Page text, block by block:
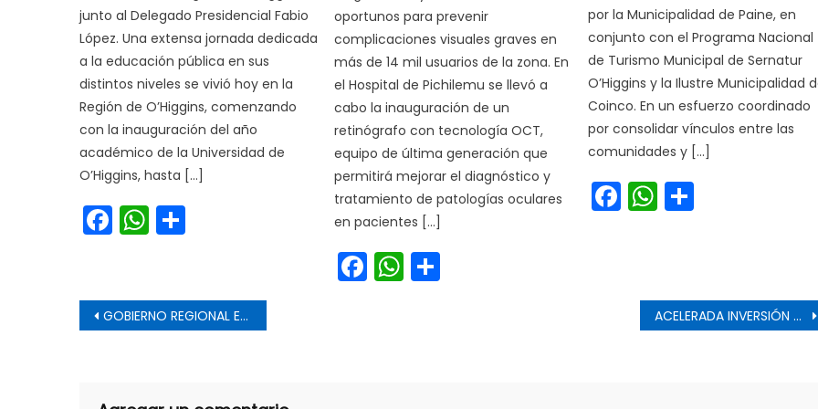
junto al Delegado Presidencial Fabio
López. Una extensa jornada dedicada
a la educación pública en sus
distintos niveles se vivió hoy en la
Región de O’Higgins, comenzando
con la inauguración del año
académico de la Universidad de
O’Higgins, hasta […]
Facebook
WhatsApp
oportunos para prevenir
complicaciones visuales graves en
más de 14 mil usuarios de la zona. En
el Hospital de Pichilemu se llevó a
cabo la inauguración de un
retinógrafo con tecnología OCT,
equipo de última generación que
permitirá mejorar el diagnóstico y
tratamiento de patologías oculares
en pacientes […]
Facebook
WhatsApp
Share
por la Municipalidad de Paine, en
conjunto con el Programa Nacional
de Turismo Municipal de Sernatur
O’Higgins y la Ilustre Municipalidad
Coinco. En un esfuerzo coordinado
por consolidar vínculos entre las
comunidades y […]
Facebook
WhatsApp
Navegación de entradas
GOBIERNO REGIONAL ENTREGÓ CAMIONETAS PARA RETIRO Y LONGAVÍ Y UN CAMIÓN MULTIPROPÓSITO PARA VICHUQUÉN ACELERADA INVERSIÓN PÚBLICA: DAN RECOMENDACIÓN FAVORABLE A MEJORAMIENTO VIAL EN IMPORTANTE AVENIDA DE LICANTÉN